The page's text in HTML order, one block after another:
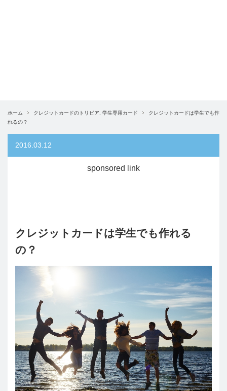
ホーム クレジットカードのトリビア 学生専用カード
クレジットカードは学生でも作
れるの？
2016.03.12
sponsored link
クレジットカードは学生でも作れる
の？